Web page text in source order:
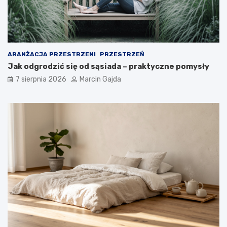
y
c
h
ARANŻACJA PRZESTRZENI PRZESTRZEŃ
Jak odgrodzić się od sąsiada – praktyczne pomysły
7 sierpnia 2026 Marcin Gajda